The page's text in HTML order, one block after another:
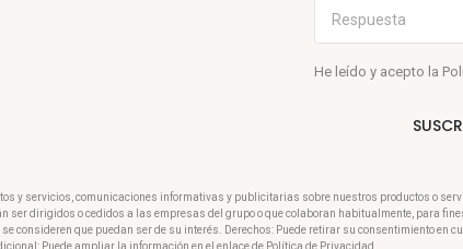
He leído y acepto la
y servicios, comunicaciones informativas y publicitarias sobre nuestros productos o
dirigidos o cedidos a las empresas del grupo o que colaboran habitualmente, para
que puedan ser de su interés. Derechos: Puede retirar su consentimiento en
Puede ampliar la información en el enlace de Política de Privacidad